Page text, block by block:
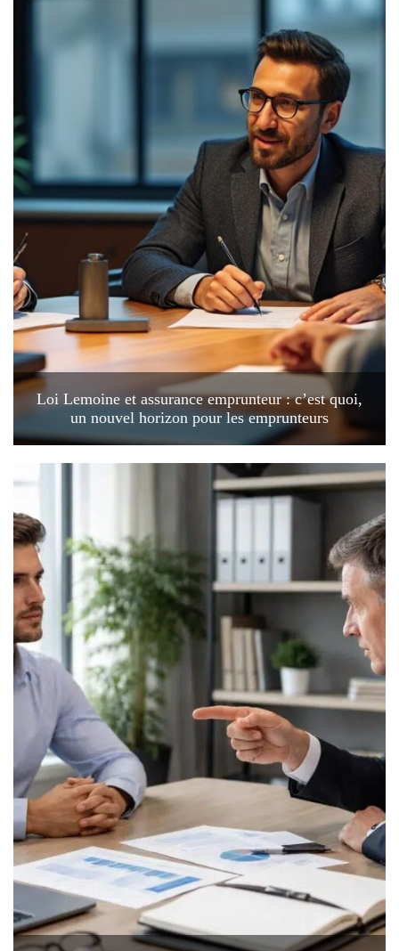
Loi Lemoine et assurance emprunteur : c’est quoi,
un nouvel horizon pour les emprunteurs